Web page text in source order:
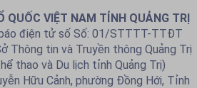
QUỐC VIỆT NAM TỈNH QUẢNG TRỊ
điện tử số Số: 01/STTTT-TTĐT
Thông tin và Truyền thông Quảng Trị
thao và Du lịch tỉnh Quảng Trị)
Hữu Cảnh, phường Đồng Hới, Tỉnh